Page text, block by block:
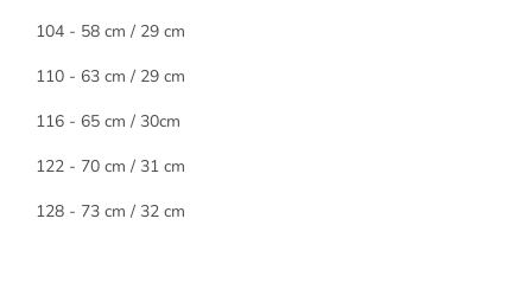
104 - 58 cm / 29 cm
110 - 63 cm / 29 cm
116 - 65 cm / 30cm
122 - 70 cm / 31 cm
128 - 73 cm / 32 cm